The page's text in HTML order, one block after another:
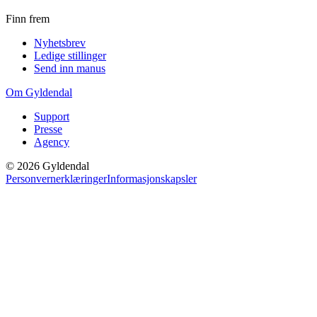
Finn frem
Nyhetsbrev
Ledige stillinger
Send inn manus
Om Gyldendal
Support
Presse
Agency
© 2026 Gyldendal
PersonvernerklæringerInformasjonskapsler